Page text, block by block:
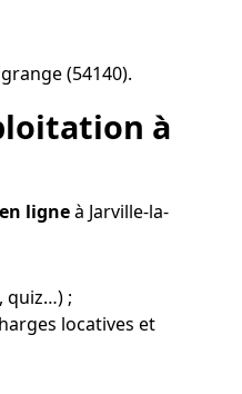
(54140).
à
ligneà Jarville-la-
quiz…) ;
locatives et